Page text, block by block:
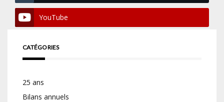
YouTube
CATÉGORIES
25 ans
Bilans annuels